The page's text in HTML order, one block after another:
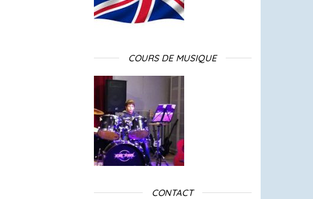
COURS DE MUSIQUE
CONTACT